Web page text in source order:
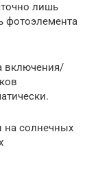
лишь
фотоэлемента
включения/
на солнечных